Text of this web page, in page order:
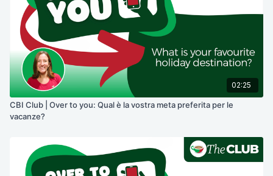
02:25
CBI Club | Over to you: Qual è la vostra meta preferita per le
vacanze?